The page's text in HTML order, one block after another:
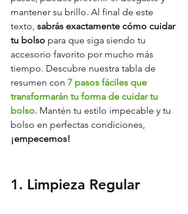
mantener su brillo. Al final de este
texto, sabrás exactamente cómo cuidar
tu bolso para que siga siendo tu
accesorio favorito por mucho más
tiempo. Descubre nuestra tabla de
resumen con 7 pasos fáciles que
transformarán tu forma de cuidar tu
bolso. Mantén tu estilo impecable y tu
bolso en perfectas condiciones,
¡empecemos!
1. Limpieza Regular